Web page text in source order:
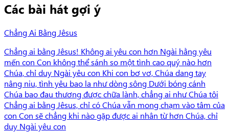
Các bài hát gợi ý
Chẳng Ai Bằng Jêsus
Chẳng ai bằng Jêsus! Không ai yêu con hơn Ngài hằng yêu
mến con Con không thể sánh so một tình cao quý nào hơn
Chúa, chỉ duy Ngài yêu con Khi con bơ vơ, Chúa dang tay
nâng niu, tình yêu bao la như dòng sông Dưới bóng cánh
Chúa bao đau thương được chữa lành, chẳng ai như Chúa tôi
Chẳng ai bằng Jêsus, chỉ có Chúa vẫn mong chạm vào tâm của
con Con sẽ chẳng khi nào gặp được ai nhân từ hơn Chúa, chỉ
duy Ngài yêu con